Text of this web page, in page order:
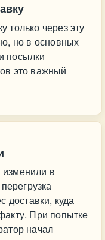
только через эту
но в основных
посылки
это важный
в
доставки, куда
При попытке
начал